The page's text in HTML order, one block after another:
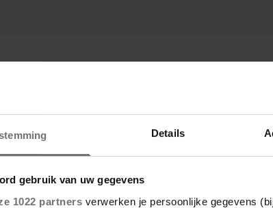
Details
gebruik van uw gegevens
1022 partners verwerken je persoonlijke gegevens
GERARD JOLING